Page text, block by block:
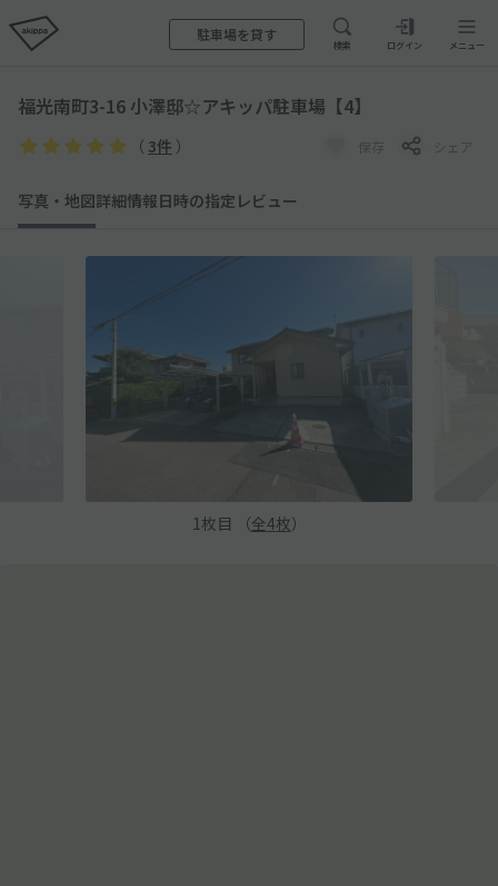
駐車場を貸す
検索 ログイン メニュー
福光南町3-16 小澤邸☆アキッパ駐車場【4】
（ 3件 ） 保存 シェア
写真・地図詳細情報日時の指定 レビュー
1 枚目 （全4枚）